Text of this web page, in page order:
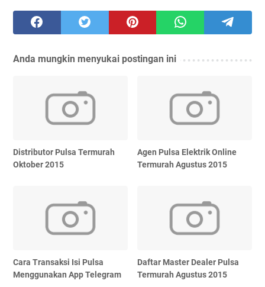
Anda mungkin menyukai postingan ini
Distributor Pulsa Termurah
Oktober 2015
Agen Pulsa Elektrik Online
Termurah Agustus 2015
Cara Transaksi Isi Pulsa
Menggunakan App Telegram
Daftar Master Dealer Pulsa
Termurah Agustus 2015